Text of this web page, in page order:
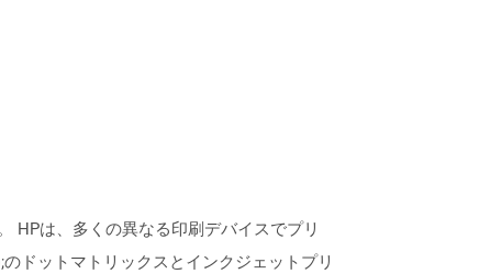
HPは、多くの異なる印刷デバイスでプリ
ドットマトリックスとインクジェットプリ